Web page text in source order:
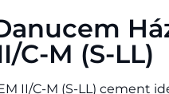
C-M (S-LL)
II/C-M (S-LL) cement